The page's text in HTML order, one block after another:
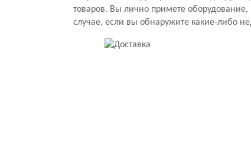
товаров. Вы лично примете оборудование,
случае, если вы обнаружите какие-либо